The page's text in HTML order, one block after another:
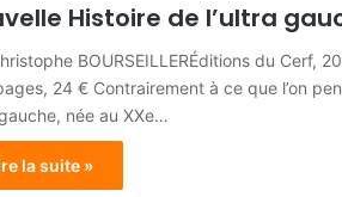
Histoire de l’ultra
BOURSEILLERÉditions du Cerf,
24 € Contrairement à ce que l’on
née au XXe…
la suite »